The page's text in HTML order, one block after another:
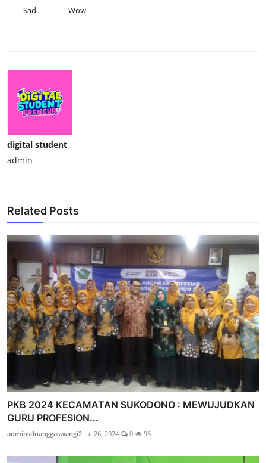
Sad Wow
digital student
admin
Related Posts
PKB 2024 KECAMATAN SUKODONO : MEWUJUDKAN
GURU PROFESION...
adminsdnanggaswangi2 Jul 26, 2024 0 96